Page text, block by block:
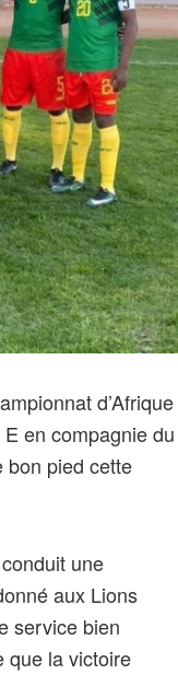
d’Afrique
en compagnie du
bon pied cette
une
aux Lions
service bien
que la victoire